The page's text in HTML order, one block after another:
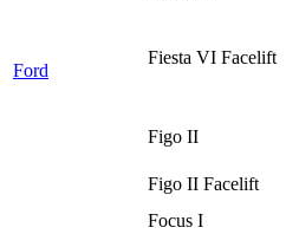
Ford
Fiesta VI Facelift
Figo II
Figo II Facelift
Focus I